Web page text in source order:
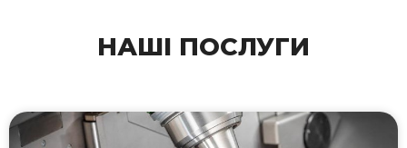
НАШІ ПОСЛУГИ